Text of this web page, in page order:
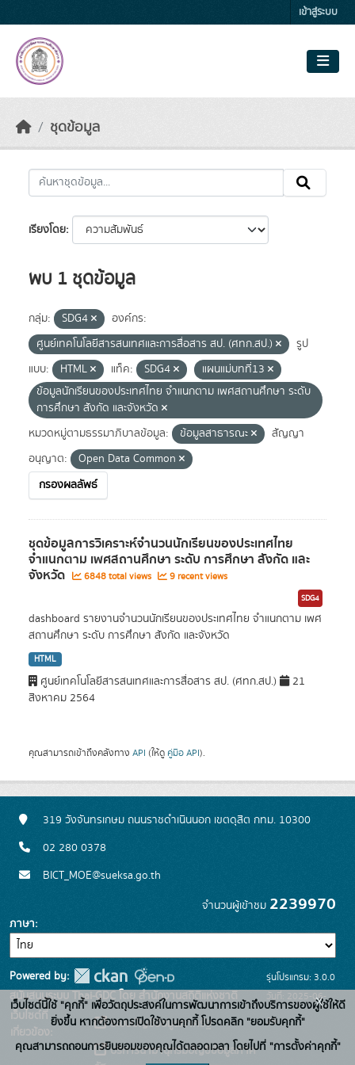
เข้าสู่ระบบ
ชุดข้อมูล
เรียงโดย
พบ 1 ชุดข้อมูล
กลุ่ม: SDG4
องค์กร:
ศูนย์เทคโนโลยีสารสนเทศและการสื่อสาร สป. (ศทก.สป.)
รูป
แบบ:
HTML แท็ค: SDG4
แผนแม่บทที่13
ข้อมูลนักเรียนของประเทศไทย จำแนกตาม เพศสถานศึกษา ระดับ
การศึกษา สังกัด และจังหวัด
หมวดหมู่ตามธรรมาภิบาลข้อมูล:
ข้อมูลสาธารณะ
สัญญา
อนุญาต:
Open Data Common
กรองผลลัพธ์
ชุดข้อมูลการวิเคราะห์จำนวนนักเรียนของประเทศไทย
จำแนกตาม เพศสถานศึกษา ระดับ การศึกษา สังกัด และ
จังหวัด 6848 total views 9 recent views
SDG4
dashboard รายงานจำนวนนักเรียนของประเทศไทย จำแนกตาม เพศ
สถานศึกษา ระดับ การศึกษา สังกัด และจังหวัด
HTML
ศูนย์เทคโนโลยีสารสนเทศและการสื่อสาร สป. (ศทก.สป.)
21
สิงหาคม 2564
คุณสามารถเข้าถึงคลังทาง API (ให้ดู คู่มือ API).
319 วังจันทรเกษม ถนนราชดำเนินนอก เขตดุสิต กทม. 10300
02 280 0378
BICT_MOE@sueksa.go.th
จำนวนผู้เข้าชม 2239970
ภาษา
Powered by:
สนับสนุนระบบ Thai-GDC โดย สำนักงานสถิติแห่งชาติ
เว็บไซต์ที่
เกี่ยวข้อง:
ระบบบัญชีข้อมูลภาครัฐ
บริการนามานุกรมบัญชีข้อมูลภาค
รุ่นโปรแกรม: 3.0.0
วันที่: 2025-06-
26
เว็บไซต์นี้ใช้ "คุกกี้" เพื่อวัตถุประสงค์ในการพัฒนาการเข้าถึงบริการของผู้ใช้ให้ดี
ยิ่งขึ้น หากต้องการเปิดใช้งานคุกกี้ โปรดคลิก "ยอมรับคุกกี้"
คุณสามารถถอนการยินยอมของคุณได้ตลอดเวลา โดยไปที่ "การตั้งค่าคุกกี้"
x